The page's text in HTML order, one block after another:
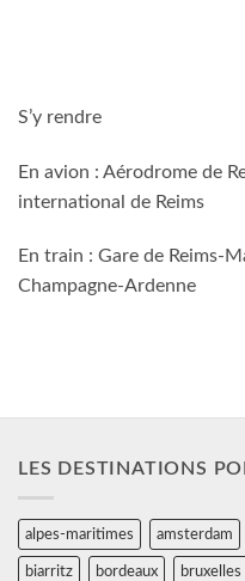
S’y rendre
En avion : Aérodrome de
international de Reims
En train : Gare de Reims-
Champagne-Ardenne
LES DESTINATIONS
alpes-maritimes amsterdam
biarritz bordeaux bruxelles